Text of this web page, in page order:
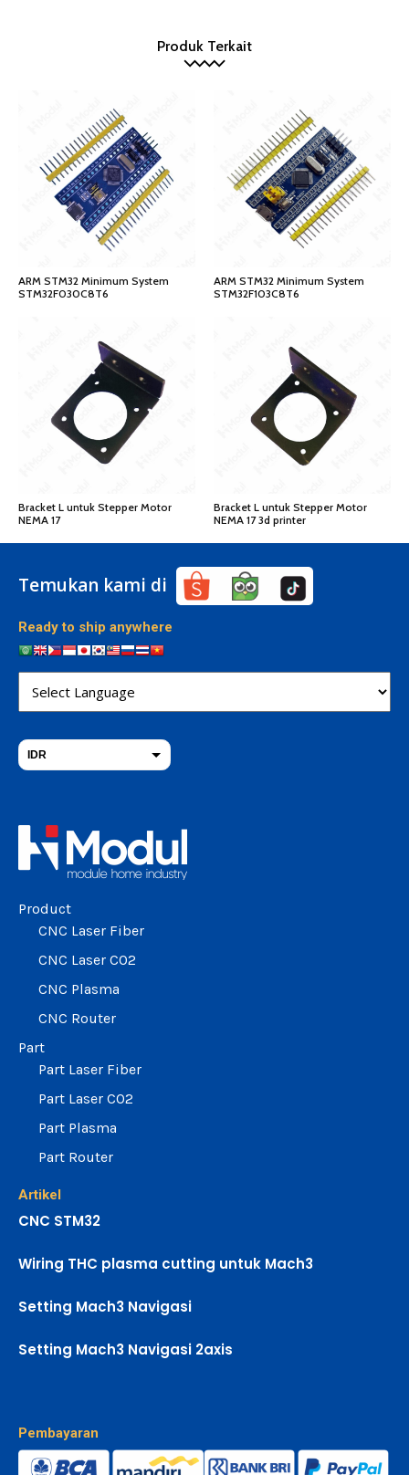
Produk Terkait
ARM STM32 Minimum System
STM32F030C8T6
ARM STM32 Minimum System
STM32F103C8T6
Bracket L untuk Stepper Motor
NEMA 17
Bracket L untuk Stepper Motor
NEMA 17 3d printer
Product
CNC Laser Fiber
CNC Laser CO2
CNC Plasma
CNC Router
Part
Part Laser Fiber
Part Laser CO2
Part Plasma
Part Router
Artikel
CNC STM32
Wiring THC plasma cutting untuk Mach3
Setting Mach3 Navigasi
Setting Mach3 Navigasi 2axis
Pembayaran
Temukan kami di
Ready to ship anywhere
IDR
change the rate and this description to the right values